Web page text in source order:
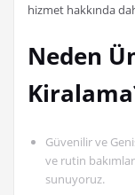
hizmet hakkında
Neden
Güvenilir ve
ve rutin
sunuyoruz.